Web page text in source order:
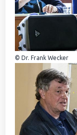
© Dr. Frank Wecker